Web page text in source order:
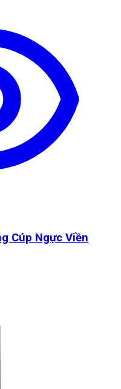
Cúp Ngực Viền